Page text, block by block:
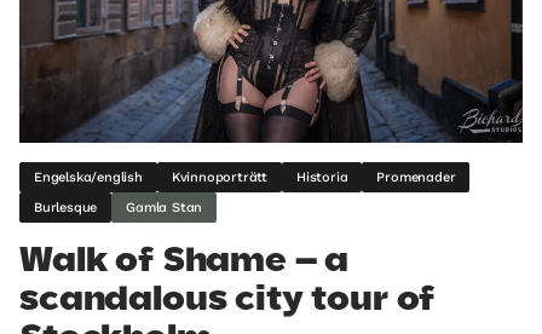
Engelska/english Kvinnoporträtt Historia
Promenader
Burlesque
Gamla Stan
Walk of Shame – a
scandalous city tour of